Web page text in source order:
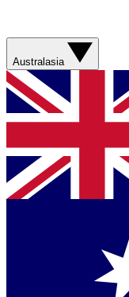
Australasia